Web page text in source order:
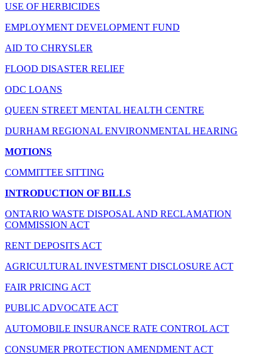
USE OF HERBICIDES
EMPLOYMENT DEVELOPMENT FUND
AID TO CHRYSLER
FLOOD DISASTER RELIEF
ODC LOANS
QUEEN STREET MENTAL HEALTH CENTRE
DURHAM REGIONAL ENVIRONMENTAL HEARING
MOTIONS
COMMITTEE SITTING
INTRODUCTION OF BILLS
ONTARIO WASTE DISPOSAL AND RECLAMATION
COMMISSION ACT
RENT DEPOSITS ACT
AGRICULTURAL INVESTMENT DISCLOSURE ACT
FAIR PRICING ACT
PUBLIC ADVOCATE ACT
AUTOMOBILE INSURANCE RATE CONTROL ACT
CONSUMER PROTECTION AMENDMENT ACT